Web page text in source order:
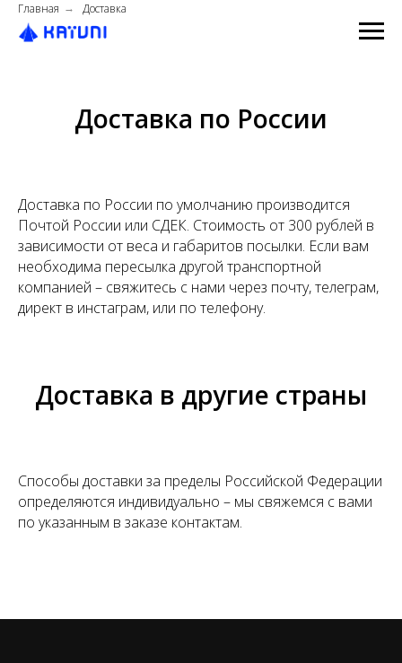
Главная → Доставка
Доставка по России
Доставка по России по умолчанию производится
Почтой России или СДЕК. Стоимость от 300 рублей в
зависимости от веса и габаритов посылки. Если вам
необходима пересылка другой транспортной
компанией – свяжитесь с нами через почту, телеграм,
директ в инстаграм, или по телефону.
Доставка в другие страны
Способы доставки за пределы Российской Федерации
определяются индивидуально – мы свяжемся с вами
по указанным в заказе контактам.